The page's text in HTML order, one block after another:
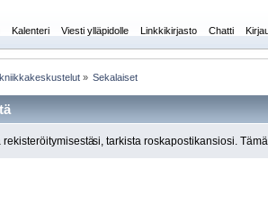
Kalenteri Viesti ylläpidolle Linkkikirjasto Chatti
» Sekalaiset
rekisteröitymisestäsi, tarkista roskapostikansiosi.